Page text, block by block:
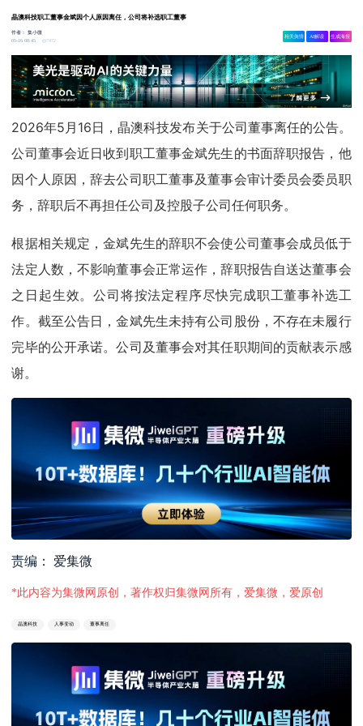
晶澳科技职工董事金斌因个人原因离任，公司将补选职工董事
作者：集小微
05-16 08:45
7472
相关舆情 AI解读 生成海报
2026年5月16日，晶澳科技发布关于公司董事离任的公告。
公司董事会近日收到职工董事金斌先生的书面辞职报告，他
因个人原因，辞去公司职工董事及董事会审计委员会委员职
务，辞职后不再担任公司及控股子公司任何职务。
根据相关规定，金斌先生的辞职不会使公司董事会成员低于
法定人数，不影响董事会正常运作，辞职报告自送达董事会
之日起生效。公司将按法定程序尽快完成职工董事补选工
作。截至公告日，金斌先生未持有公司股份，不存在未履行
完毕的公开承诺。公司及董事会对其任职期间的贡献表示感
谢。
责编： 爱集微
*此内容为集微网原创，著作权归集微网所有，爱集微，爱原创
晶澳科技 人事变动 董事离任